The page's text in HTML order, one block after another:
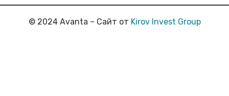
© 2024 Avanta – Сайт от Kirov Invest Group